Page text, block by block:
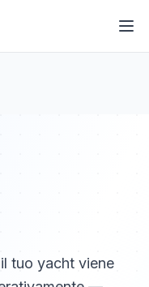
tuo yacht viene